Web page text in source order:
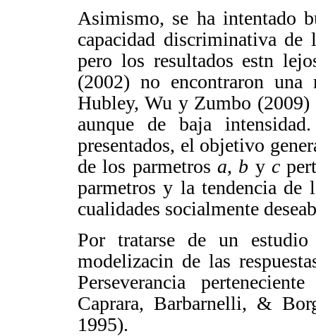
Asimismo, se ha intentado
capacidad discriminativa de
pero los resultados estn
(2002) no encontraron
Hubley, Wu y Zumbo (2009)
aunque de baja
presentados, el objetivo
de los parmetros a, b yc
parmetros y la tendencia
cualidades socialmente
Por tratarse de un
modelizacin de las
Perseverancia
Caprara, Barbarnelli, &
1995).